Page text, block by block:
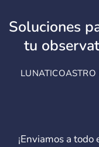
contenido
Soluciones
tu
¡Enviamos a todo